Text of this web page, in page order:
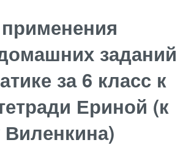
заданий
за 6 класс к
Ериной (к
Виленкина)